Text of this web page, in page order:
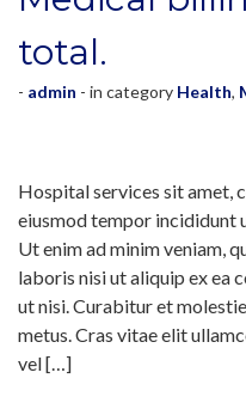
total.
- admin - in category Health,
Hospital services sit amet,
eiusmod tempor incididunt
Ut enim ad minim veniam,
laboris nisi ut aliquip ex ea
ut nisi. Curabitur et
metus. Cras vitae elit
vel […]